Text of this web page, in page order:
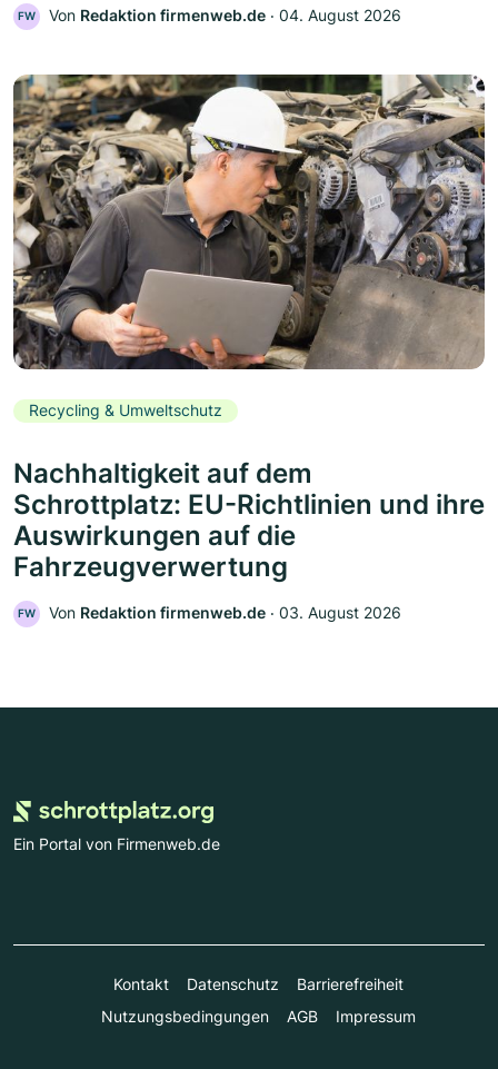
FW Von Redaktion firmenweb.de ‧ 04. August 2026
Recycling & Umweltschutz
Nachhaltigkeit auf dem
Schrottplatz: EU-Richtlinien und ihre
Auswirkungen auf die
Fahrzeugverwertung
FW Von Redaktion firmenweb.de ‧ 03. August 2026
Ein Portal von Firmenweb.de
Kontakt Datenschutz
Barrierefreiheit
Nutzungsbedingungen
AGB Impressum